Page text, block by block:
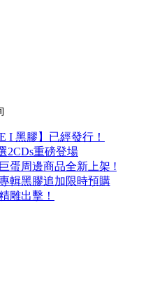
I 黑膠】已經發行！
2CDs重磅登場
蛋周邊商品全新上架 !
輯黑膠追加限時預購
雕出擊！